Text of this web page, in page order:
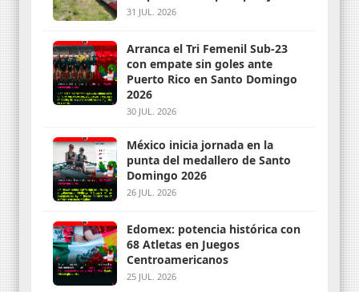
31 JUL. 2026
Arranca el Tri Femenil Sub-23
con empate sin goles ante
Puerto Rico en Santo Domingo
2026
30 JUL. 2026
México inicia jornada en la
punta del medallero de Santo
Domingo 2026
26 JUL. 2026
Edomex: potencia histórica con
68 Atletas en Juegos
Centroamericanos
25 JUL. 2026